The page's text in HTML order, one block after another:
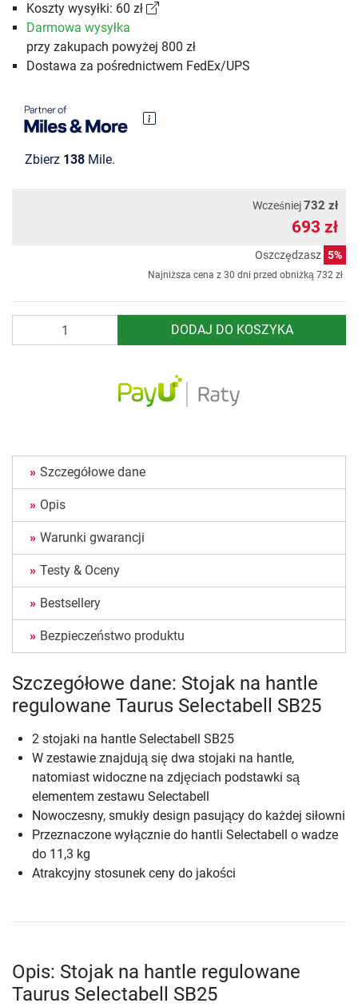
Koszty wysyłki: 60 zł
Darmowa wysyłka
przy zakupach powyżej 800 zł
Dostawa za pośrednictwem FedEx/UPS
Zbierz 138 Mile.
Wcześniej732 zł
693 zł
Oszczędzasz 5%
Najniższa cena z 30 dni przed obniżką 732 zł
DODAJ DO KOSZYKA
Szczegółowe dane
Opis
Warunki gwarancji
Testy & Oceny
Bestsellery
Bezpieczeństwo produktu
Szczegółowe dane: Stojak na hantle
regulowane Taurus Selectabell SB25
2 stojaki na hantle Selectabell SB25
W zestawie znajdują się dwa stojaki na hantle,
natomiast widoczne na zdjęciach podstawki są
elementem zestawu Selectabell
Nowoczesny, smukły design pasujący do każdej siłowni
Przeznaczone wyłącznie do hantli Selectabell o wadze
do 11,3 kg
Atrakcyjny stosunek ceny do jakości
Opis: Stojak na hantle regulowane
Taurus Selectabell SB25